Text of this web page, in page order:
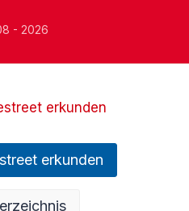
- 2026
erkunden